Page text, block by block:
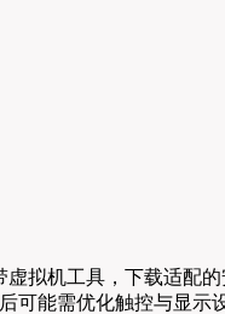
拟机工具，下载适配
可能需优化触控与显示